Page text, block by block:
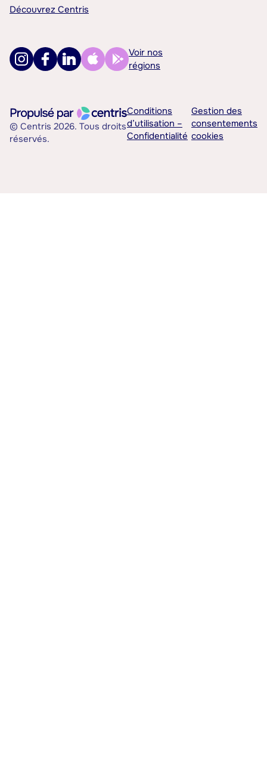
Découvrez Centris
Voir nos
régions
© Centris 2026. Tous droits
réservés.
Conditions
d’utilisation –
Confidentialité
Gestion des
consentements
cookies